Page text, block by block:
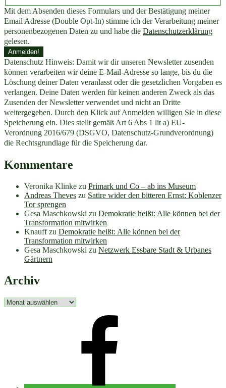
Mit dem Absenden dieses Formulars und der Bestätigung meiner
Email Adresse (Double Opt-In) stimme ich der Verarbeitung meiner
personenbezogenen Daten zu und habe die Datenschutzerklärung
gelesen.
Datenschutz Hinweis: Damit wir dir unseren Newsletter zusenden
können verarbeiten wir deine E-Mail-Adresse so lange, bis du die
Löschung deiner Daten veranlasst oder die gesetzlichen Vorgaben es
verlangen. Deine Daten werden für keinen anderen Zweck als das
Zusenden der Newsletter verwendet und nicht an Dritte
weitergegeben. Durch den Klick auf Anmelden willigen Sie in diese
Speicherung ein. Dies stellt gemäß Art 6 Abs 1 lit a) EU-
Verordnung 2016/679 (DSGVO, Datenschutz-Grundverordnung)
die Rechtsgrundlage für die Speicherung dar.
Kommentare
Veronika Klinke zu Primark und Co – ab ins Museum
Andreas Theves zu Satire wider den bitteren Ernst: Koblenzer
Tor sprengen
Gesa Maschkowski zu Demokratie heißt: Alle können bei der
Transformation mitwirken
Knauffzu Demokratie heißt: Alle können bei der
Transformation mitwirken
Gesa Maschkowski zu Netzwerk Essbare Stadt & Urbanes
Gärtnern
Archiv
Archiv